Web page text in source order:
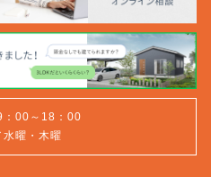
：00～18：00
水曜・木曜